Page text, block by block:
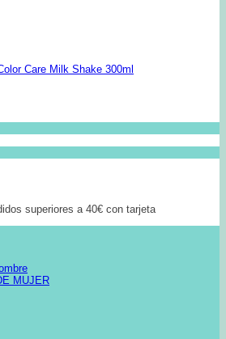
Care Milk Shake 300ml
superiores a 40€ con tarjeta
MUJER